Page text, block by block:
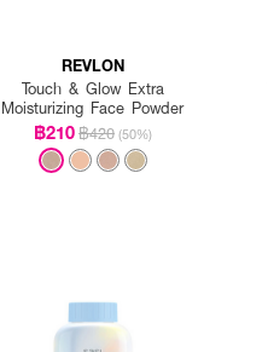
REVLON
Touch & Glow Extra
Moisturizing Face Powder
฿210฿420 (50%)